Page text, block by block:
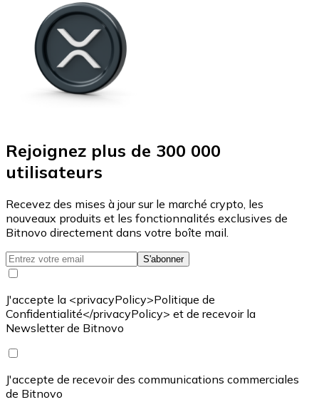
Rejoignez plus de 300 000
utilisateurs
Recevez des mises à jour sur le marché crypto, les
nouveaux produits et les fonctionnalités exclusives de
Bitnovo directement dans votre boîte mail.
S'abonner
J'accepte la <privacyPolicy>Politique de
Confidentialité</privacyPolicy> et de recevoir la
Newsletter de Bitnovo
J'accepte de recevoir des communications commerciales
de Bitnovo